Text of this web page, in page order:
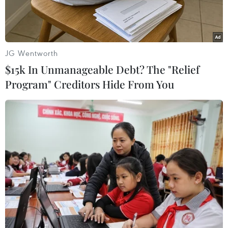
Các mẫu bệnh phẩm của bệnh nhân mắc đậu mùa khỉ. (Ảnh:
REUTERS/TTXVN)
Tổ chức Y tế thế giới (WHO) đã đặt lại tên các
chủng virus gây bệnh đậu mùa khỉ đang lưu
hành hiện nay, theo đó sử dụng chữ số La mã
thay vì khu vực địa lý.
JG Wentworth
$15k In Unmanageable Debt? The "Relief
Program" Creditors Hide From You